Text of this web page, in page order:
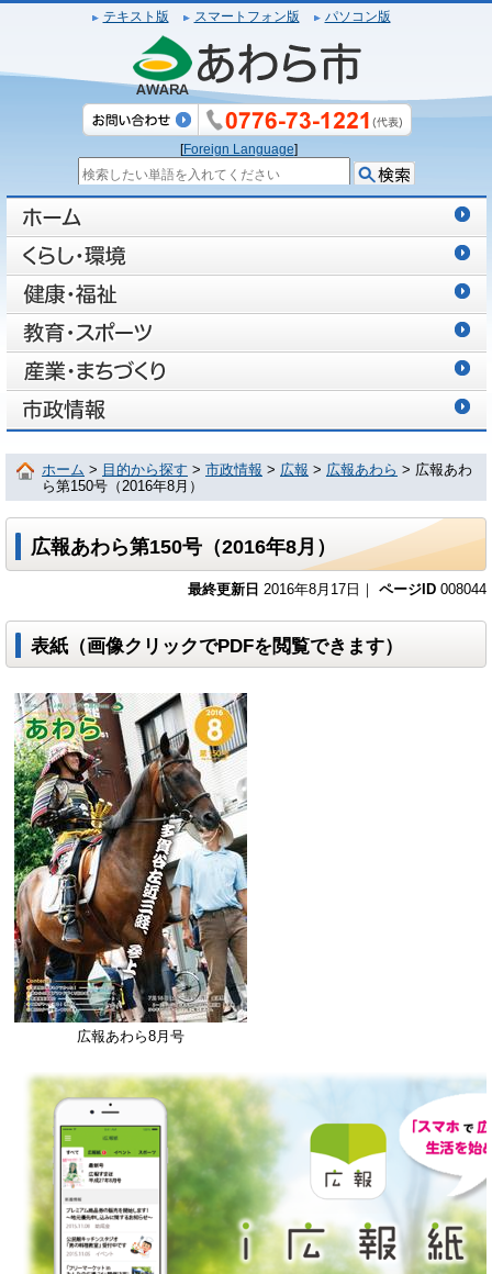
テキスト版 スマートフォン版 パソコン版
[Foreign Language]
ホーム > 目的から探す > 市政情報 > 広報 > 広報あわら > 広報あわ
ら第150号（2016年8月）
広報あわら第150号（2016年8月）
最終更新日 2016年8月17日｜ ページID 008044
表紙（画像クリックでPDFを閲覧できます）
広報あわら8月号